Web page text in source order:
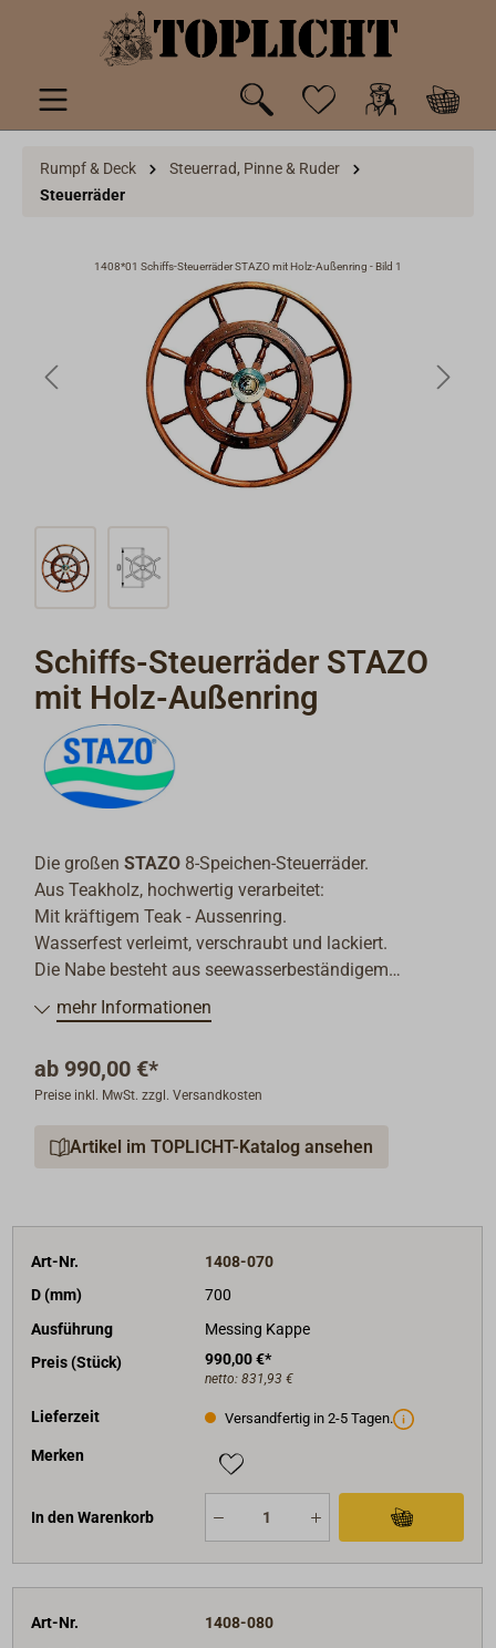
springen
Rumpf & Deck
Steuerrad, Pinne & Ruder
Steuerräder
1408*01 Schiffs-Steuerräder STAZO mit Holz-Außenring - Bild 1
Schiffs-Steuerräder STAZO
mit Holz-Außenring
Die großenSTAZO 8-Speichen-Steuerräder.
Aus Teakholz, hochwertig verarbeitet:
Mit kräftigem Teak - Aussenring.
Wasserfest verleimt, verschraubt und lackiert.
Die Nabe besteht aus seewasserbeständigem
Leichtmetall, Nabenkappe Messing poliert (oder
verchromt).
Steuerräder mit Außenring und Felgenband aus
Teakholz.
Auf Anfrage: Steuerräder mit zusätzlichem Zierreifen
mehr Informationen
ab 990,00 €*
Preise inkl. MwSt. zzgl. Versandkosten
Artikel im TOPLICHT-Katalog ansehen
Art-Nr.
1408-070
D (mm)
700
Ausführung
Messing Kappe
Preis (Stück)
990,00 €*
netto: 831,93 €
Lieferzeit Versandfertig in 2-5 Tagen.
Merken
In den Warenkorb
Art-Nr.
1408-080